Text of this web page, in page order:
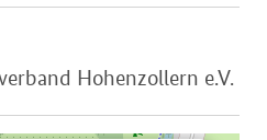
Hohenzollern e.V.